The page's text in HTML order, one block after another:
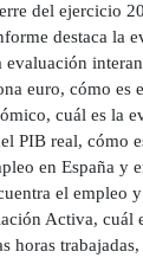
del ejercicio
destaca la
evaluación
euro, cómo es
cuál es la
PIB real, cómo
en España y
el empleo
Activa, cuál
horas